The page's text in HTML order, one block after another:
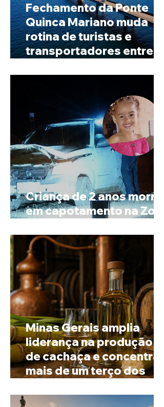
Fechamento da Ponte
Quinca Mariano muda
rotina de turistas e
transportadores entre
Criança de 2 anos morre
em capotamento na Zona
Minas Gerais amplia
liderança na produção
de cachaça e concentra
mais de um terço dos